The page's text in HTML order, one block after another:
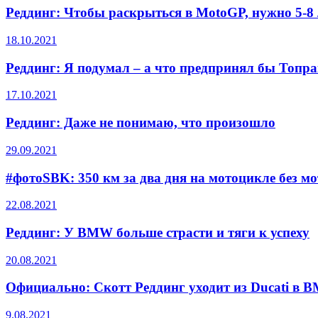
Реддинг: Чтобы раскрыться в MotoGP, нужно 5-8
18.10.2021
Реддинг: Я подумал – а что предпринял бы
17.10.2021
Реддинг: Даже не понимаю, что произошло
29.09.2021
#фотоSBK: 350 км за два дня на мотоцикле без
22.08.2021
Реддинг: У BMW больше страсти и тяги к успеху
20.08.2021
Официально: Скотт Реддинг уходит из Ducati в
9.08.2021